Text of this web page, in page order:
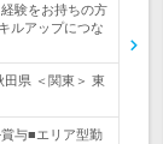
験をお持ちの方
ルアップにつな
田県 ＜関東＞ 東
与■エリア型勤